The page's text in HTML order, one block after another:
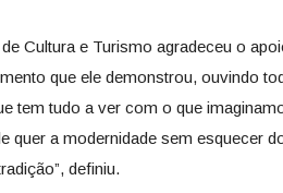
Cultura e Turismo agradeceu o
que ele demonstrou, ouvindo
tem tudo a ver com o que
quer a modernidade sem esquecer
definiu.